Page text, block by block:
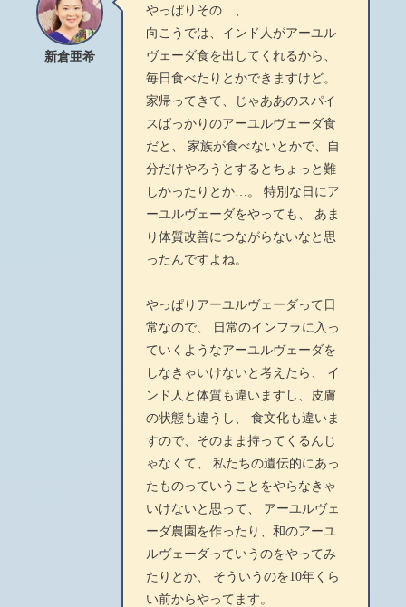
新倉亜希
やっぱりその…、
向こうでは、インド人がアーユル
ヴェーダ食を出してくれるから、
毎日食べたりとかできますけど。
家帰ってきて、じゃああのスパイ
スばっかりのアーユルヴェーダ食
だと、 家族が食べないとかで、自
分だけやろうとするとちょっと難
しかったりとか…。 特別な日にア
ーユルヴェーダをやっても、 あま
り体質改善につながらないなと思
ったんですよね。
やっぱりアーユルヴェーダって日
常なので、 日常のインフラに入っ
ていくようなアーユルヴェーダを
しなきゃいけないと考えたら、 イ
ンド人と体質も違いますし、皮膚
の状態も違うし、 食文化も違いま
すので、そのまま持ってくるんじ
ゃなくて、 私たちの遺伝的にあっ
たものっていうことをやらなきゃ
いけないと思って、 アーユルヴェ
ーダ農園を作ったり、和のアーユ
ルヴェーダっていうのをやってみ
たりとか、 そういうのを10年くら
い前からやってます。